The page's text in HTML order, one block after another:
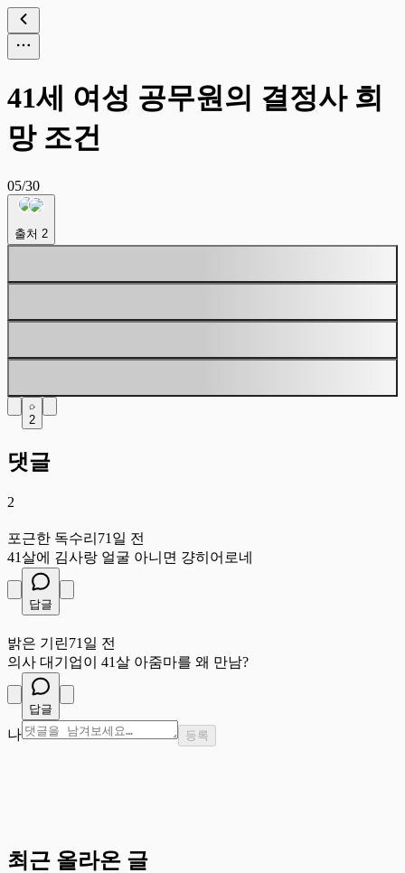
41세 여성 공무원의 결정사 희
망 조건
05/30
출처 2
2
댓글
2
포근한 독수리 71일 전
41살에 김사랑 얼굴 아니면 걍히어로네
답글
밝은 기린71일 전
의사 대기업이 41살 아줌마를 왜 만남?
답글
나 등록
최근 올라온 글